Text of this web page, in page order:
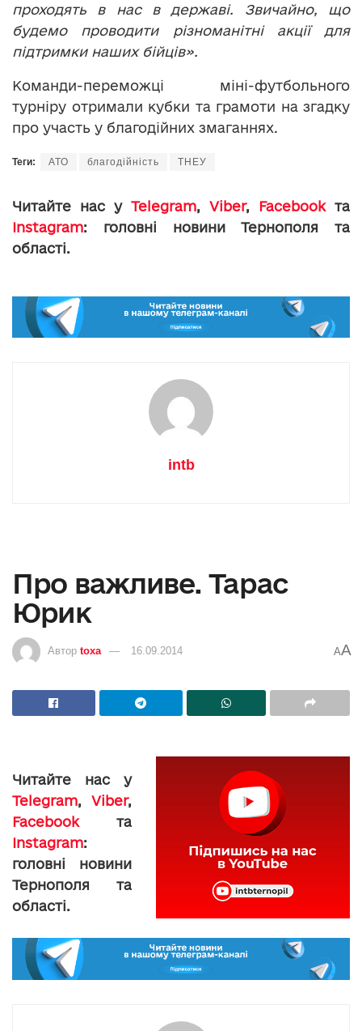
проходять в нас в державі. Звичайно, що
будемо проводити різноманітні акції для
підтримки наших бійців».
Команди-переможці міні-футбольного
турніру отримали кубки та грамоти на згадку
про участь у благодійних змаганнях.
Теги: АТО благодійність ТНЕУ
Читайте нас у Telegram, Viber, Facebookта
Instagram: головні новини Тернополя та
області.
intb
Про важливе. Тарас
Юрик
Автор toxa 16.09.2014 AA
Читайте нас у
Telegram, Viber,
Facebookта
Instagram:
головні новини
Тернополя та
області.